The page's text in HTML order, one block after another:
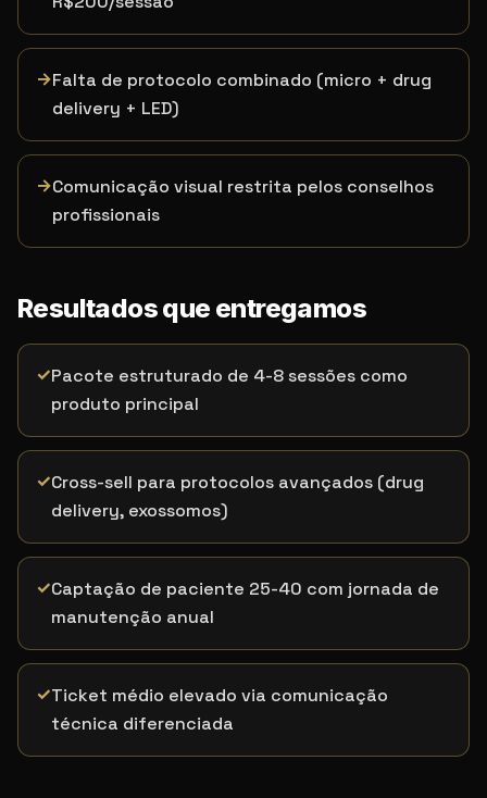
→Falta de protocolo combinado (micro + drug
delivery + LED)
→Comunicação visual restrita pelos conselhos
profissionais
Resultados que entregamos
✓Pacote estruturado de 4-8 sessões como
produto principal
✓Cross-sell para protocolos avançados (drug
delivery, exossomos)
✓Captação de paciente 25-40 com jornada de
manutenção anual
✓Ticket médio elevado via comunicação
técnica diferenciada